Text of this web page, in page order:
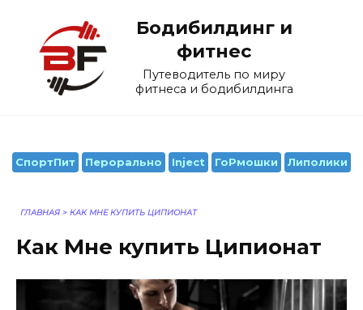
содержанию
Бодибилдинг и
фитнес
Путеводитель по миру
фитнеса и бодибилдинга
СпортПит Перорально Inject ГоРмошки Липолики
ГЛАВНАЯ > КАК МНЕ КУПИТЬ ЦИПИОНАТ
Как Мне купить Ципионат